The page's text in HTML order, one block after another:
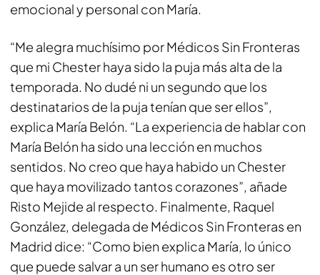
emocional y personal con María.
“Me alegra muchísimo por Médicos Sin Fronteras
que mi Chester haya sido la puja más alta de la
temporada. No dudé ni un segundo que los
destinatarios de la puja tenían que ser ellos”,
explica María Belón. “La experiencia de hablar con
María Belón ha sido una lección en muchos
sentidos. No creo que haya habido un Chester
que haya movilizado tantos corazones”, añade
Risto Mejide al respecto. Finalmente, Raquel
González, delegada de Médicos Sin Fronteras en
Madrid dice: “Como bien explica María, lo único
que puede salvar a un ser humano es otro ser